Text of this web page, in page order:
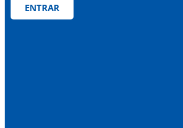
ENTRAR